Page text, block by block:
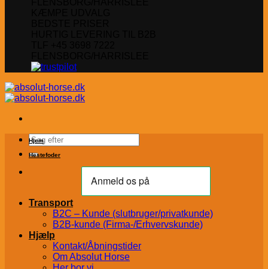
Søg
efter:
Transport
B2C – Kunde (slutbruger/privatkunde)
B2B-kunde (Firma-/Erhvervskunde)
Hjælp
Kontakt/Åbningstider
Om Absolut Horse
Hjem
Hestefoder